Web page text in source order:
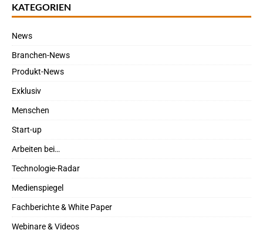
KATEGORIEN
News
Branchen-News
Produkt-News
Exklusiv
Menschen
Start-up
Arbeiten bei…
Technologie-Radar
Medienspiegel
Fachberichte & White Paper
Webinare & Videos